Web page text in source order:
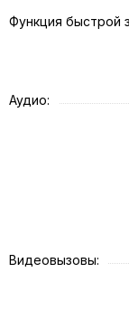
Функция быстрой
Аудио:
Видеовызовы: